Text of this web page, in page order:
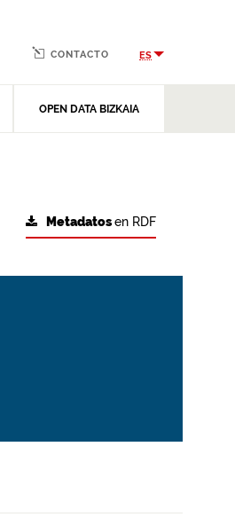
OPEN DATA BIZKAIA
CONTACTO ES
Metadatosen RDF